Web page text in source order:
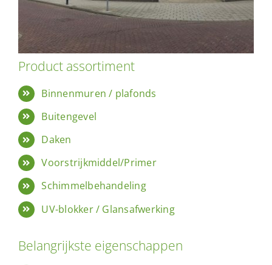
Product assortiment
Binnenmuren / plafonds
Buitengevel
Daken
Voorstrijkmiddel/Primer
Schimmelbehandeling
UV-blokker / Glansafwerking
Belangrijkste eigenschappen